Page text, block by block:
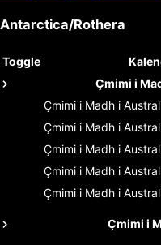
Antarctica/Rothera
Toggle
Çmimi i
Çmimi i Madh i
Çmimi i Madh i
Çmimi i Madh i
Çmimi i Madh i
Çmimi i Madh i
Çmimi i